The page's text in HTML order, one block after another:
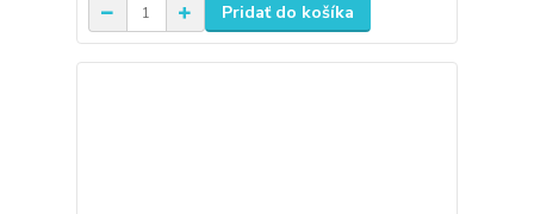
Pridať do košíka